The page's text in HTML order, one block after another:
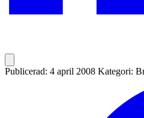
Publicerad: 4 april 2008 Kategori: